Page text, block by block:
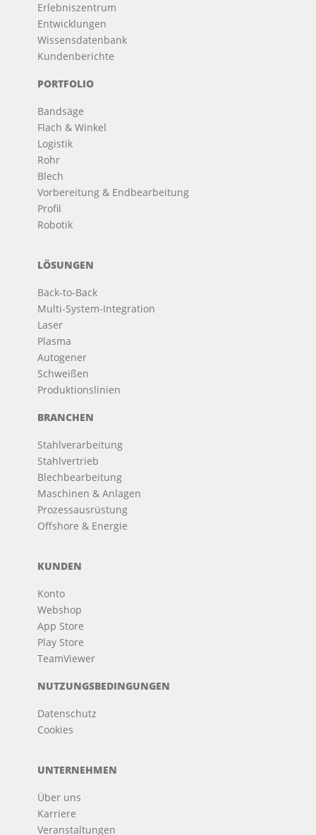
Erlebniszentrum
Entwicklungen
Wissensdatenbank
Kundenberichte
PORTFOLIO
Bandsäge
Flach & Winkel
Logistik
Rohr
Blech
Vorbereitung & Endbearbeitung
Profil
Robotik
LÖSUNGEN
Back-to-Back
Multi-System-Integration
Laser
Plasma
Autogener
Schweißen
Produktionslinien
BRANCHEN
Stahlverarbeitung
Stahlvertrieb
Blechbearbeitung
Maschinen & Anlagen
Prozessausrüstung
Offshore & Energie
KUNDEN
Konto
Webshop
App Store
Play Store
TeamViewer
NUTZUNGSBEDINGUNGEN
Datenschutz
Cookies
UNTERNEHMEN
Über uns
Karriere
Veranstaltungen